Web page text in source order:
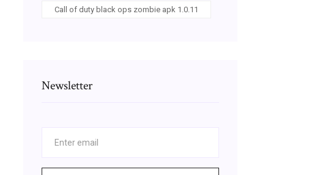
Call of duty black ops zombie apk 1.0.11
Newsletter